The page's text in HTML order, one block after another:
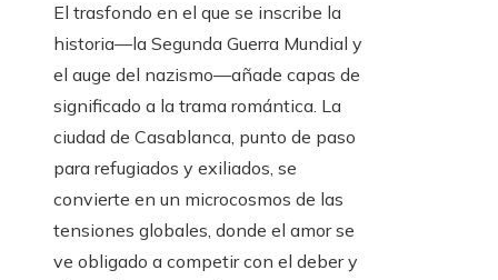
El trasfondo en el que se inscribe la
historia—la Segunda Guerra Mundial y
el auge del nazismo—añade capas de
significado a la trama romántica. La
ciudad de Casablanca, punto de paso
para refugiados y exiliados, se
convierte en un microcosmos de las
tensiones globales, donde el amor se
ve obligado a competir con el deber y